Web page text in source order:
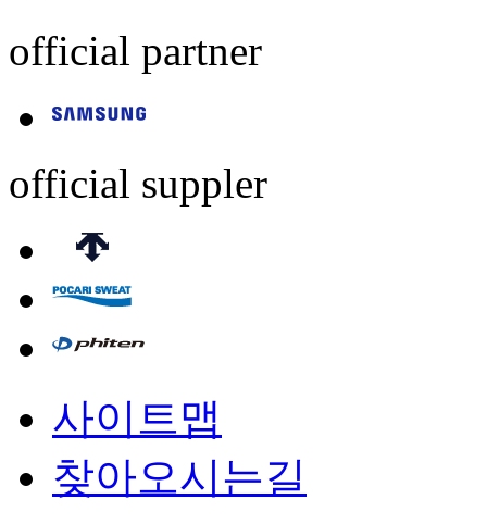
official partner
official suppler
사이트맵
찾아오시는길